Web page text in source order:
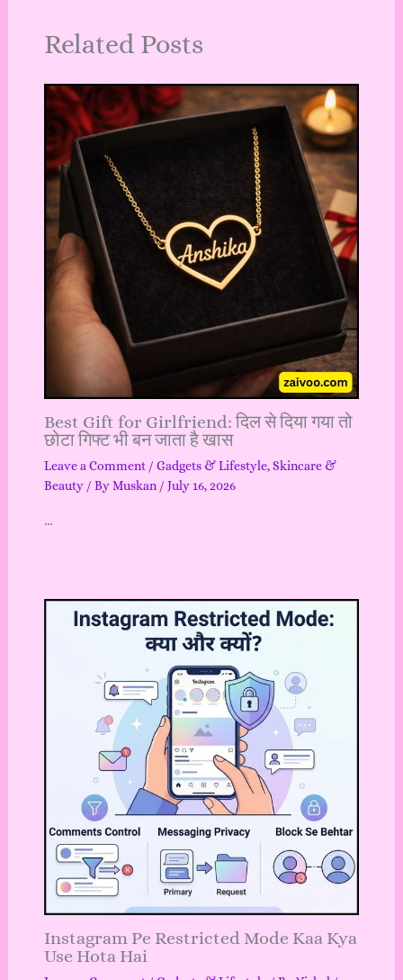
Related Posts
Best Gift for Girlfriend: दिल से दिया गया तो
छोटा गिफ्ट भी बन जाता है खास
Leave a Comment / Gadgets & Lifestyle,Skincare &
Beauty/ ByMuskan / July 16, 2026
…
Instagram Pe Restricted Mode Kaa Kya
Use Hota Hai